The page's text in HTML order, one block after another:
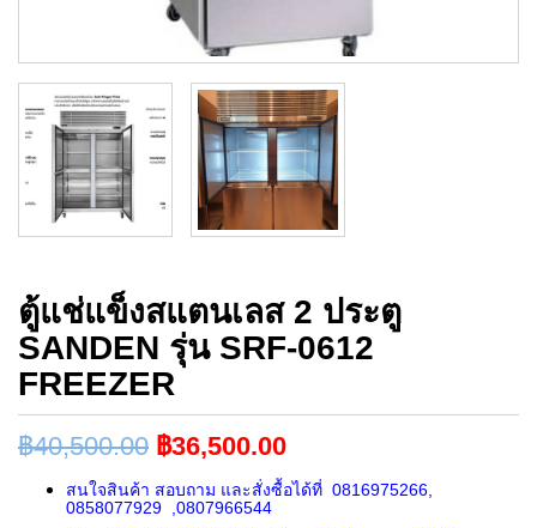
ตู้แช่แข็งสแตนเลส 2 ประตู
SANDEN รุ่น SRF-0612
FREEZER
฿40,500.00 ฿36,500.00
สนใจสินค้า สอบถาม และสั่งซื้อได้ที่ 0816975266,
0858077929 ,0807966544